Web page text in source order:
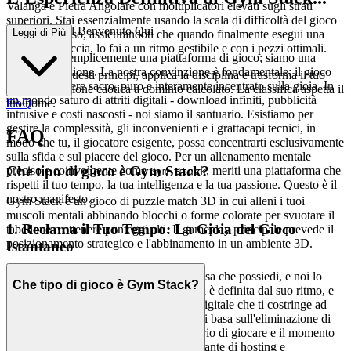
Valanga e Pietra Angolare con moltiplicatori elevati sugli strati
superiori. Stai essenzialmente usando la scala di difficoltà del gioco
contro se stesso, assicurandoti che quando finalmente esegui una
combo massiccia, lo fai a un ritmo gestibile e con i pezzi ottimali.
Ora, prendi questi principi, applica la disciplina e trasforma il tuo
gioco da reazione caotica a dominio calcolato. La classifica aspetta il
tuo nome.
: Perché Sei il Benvenuto Qui
Non siamo semplicemente una piattaforma di gioco; siamo una
filosofia in azione. La nostra convinzione è fondamentale: il gioco
dovrebbe essere sacro, puro e interamente incentrato sulla gioia. In
un mondo saturo di attriti digitali - download infiniti, pubblicità
intrusive e costi nascosti - noi siamo il santuario. Esistiamo per
gestire la complessità, gli inconvenienti e i grattacapi tecnici, in
modo che tu, il giocatore esigente, possa concentrarti esclusivamente
sulla sfida e sul piacere del gioco. Per un allenamento mentale
preciso e coinvolgente comeGym Stack, meriti una piattaforma che
rispetti il tuo tempo, la tua intelligenza e la tua passione. Questo è il
nostro manifesto.
1. Reclama il Tuo Tempo: La Gioia del Gioco
Istantaneo
Il tuo tempo libero è la risorsa più preziosa che possiedi, e noi lo
trattiamo con riverenza. La vita moderna è definita dal suo ritmo, e
niente è più irrispettoso di una barriera digitale che ti costringe ad
aspettare. La nostra promessa di marca si basa sull'eliminazione di
ogni singolo punto di attrito tra il desiderio di giocare e il momento
in cui ti immergi. Facciamo il lavoro pesante di hosting e
Leggi di Più
FAQ
FAQ
Che tipo di gioco è Gym Stack?
Gym Stack è un gioco di puzzle match 3D in cui alleni i tuoi
muscoli mentali abbinando blocchi o forme colorate per svuotare il
tabellone e ottenere punteggi alti. Il gameplay principale prevede il
posizionamento strategico e l'abbinamento in un ambiente 3D.
Che tipo di gioco è Gym Stack?